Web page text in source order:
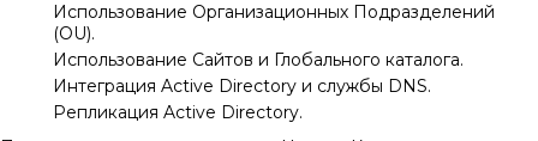
Использование Организационных Подразделений
(OU).
Использование Сайтов и Глобального каталога.
Интеграция Active Directory и службы DNS.
Репликация Active Directory.